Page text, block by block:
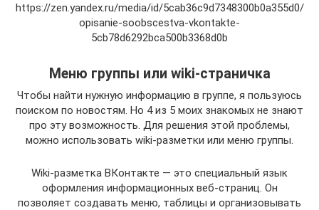
https://zen.yandex.ru/media/id/5cab36c9d7348300b0a355d0/
opisanie-soobscestva-vkontakte-
5cb78d6292bca500b3368d0b
Меню группы или wiki-страничка
Чтобы найти нужную информацию в группе, я пользуюсь
поиском по новостям. Но 4 из 5 моих знакомых не знают
про эту возможность. Для решения этой проблемы,
можно использовать wiki-разметки или меню группы.
Wiki-разметка ВКонтакте — это специальный язык
оформления информационных веб-страниц. Он
позволяет создавать меню, таблицы и организовывать